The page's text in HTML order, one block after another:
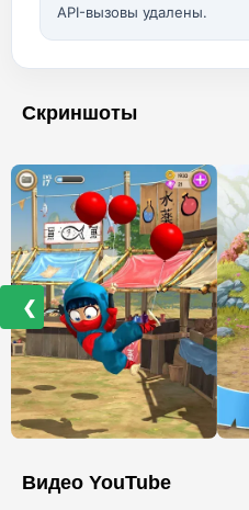
API-вызовы удалены.
Скриншоты
❮
Видео YouTube